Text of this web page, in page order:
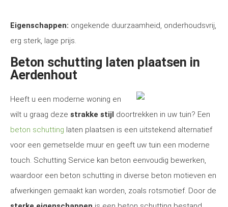
Eigenschappen: ongekende duurzaamheid, onderhoudsvrij,
erg sterk, lage prijs.
Beton schutting laten plaatsen in
Aerdenhout
Heeft u een moderne woning en
wilt u graag deze strakke stijl doortrekken in uw tuin? Een
beton schutting laten plaatsen is een uitstekend alternatief
voor een gemetselde muur en geeft uw tuin een moderne
touch. Schutting Service kan beton eenvoudig bewerken,
waardoor een beton schutting in diverse beton motieven en
afwerkingen gemaakt kan worden, zoals rotsmotief. Door de